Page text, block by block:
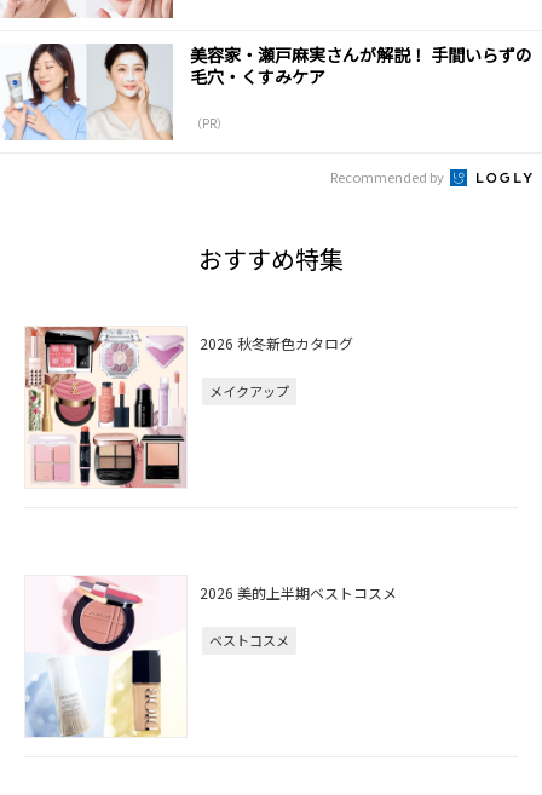
美容家・瀬戸麻実さんが解説！ 手間いらずの
毛穴・くすみケア
（PR）
Recommended by
おすすめ特集
2026 秋冬新色カタログ
メイクアップ
2026 美的上半期ベストコスメ
ベストコスメ